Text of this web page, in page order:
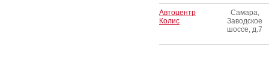
Автоцентр
Колис
Самара,
Заводское
шоссе, д.7